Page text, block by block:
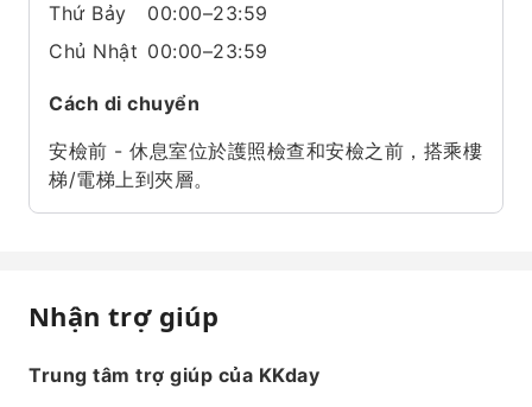
Thứ Bảy
00:00–23:59
Chủ Nhật 00:00–23:59
Cách di chuyển
安檢前 - 休息室位於護照檢查和安檢之前，搭乘樓
梯/電梯上到夾層。
Nhận trợ giúp
Trung tâm trợ giúp của KKday